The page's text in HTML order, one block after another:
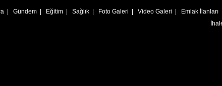
Gündem Eğitim Sağlık Foto Galeri Video Galeri Emlak İlanları